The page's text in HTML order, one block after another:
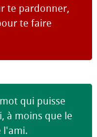
te pardonner,
te faire
qui puisse
à moins que le
l'ami.